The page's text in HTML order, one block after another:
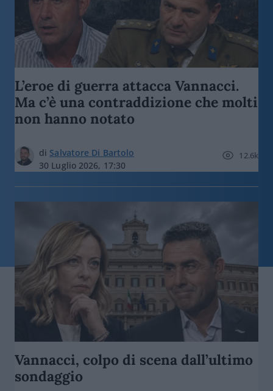
L’eroe di guerra attacca Vannacci.
Ma c’è una contraddizione che molti
non hanno notato
di Salvatore Di Bartolo
30 Luglio 2026, 17:30
12.6k
Vannacci, colpo di scena dall’ultimo
sondaggio